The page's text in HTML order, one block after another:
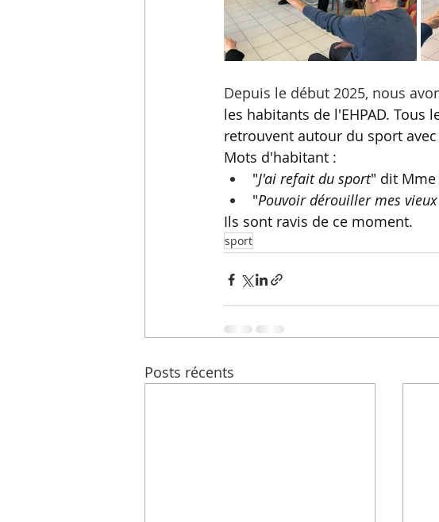
Depuis le début 2025, nous
les habitants de l'EHPAD.
retrouvent autour du sport
Mots d'habitant :
"J'ai refait du sport" dit Mme
"Pouvoir dérouiller mes
Ils sont ravis de ce moment.
sport
Posts récents